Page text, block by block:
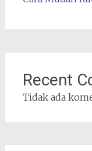
Recent
Tidak ada